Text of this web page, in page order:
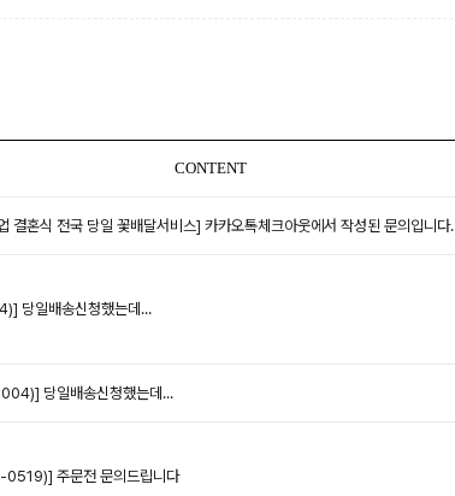
CONTENT
결혼식 전국 당일 꽃배달서비스] 카카오톡체크아웃에서 작성된 문의입니다.
당일배송신청했는데...
당일배송신청했는데...
0519)] 주문전 문의드립니다